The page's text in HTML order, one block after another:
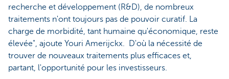
recherche et développement (R&D), de nombreux
traitements n'ont toujours pas de pouvoir curatif. La
charge de morbidité, tant humaine qu'économique, reste
élevée", ajoute Youri Amerijckx. D'où la nécessité de
trouver de nouveaux traitements plus efficaces et,
partant, l'opportunité pour les investisseurs.